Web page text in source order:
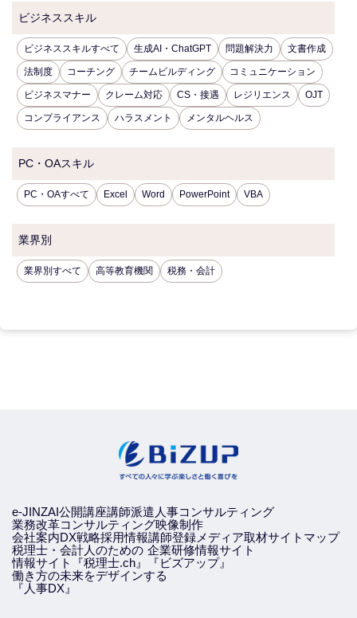
ビジネススキル
ビジネススキルすべて 生成AI・ChatGPT 問題解決力 文書作成
法制度 コーチング チームビルディング コミュニケーション
ビジネスマナー クレーム対応 CS・接遇 レジリエンス OJT
コンプライアンス ハラスメント メンタルヘルス
PC・OAスキル
PC・OAすべて Excel Word PowerPoint VBA
業界別
業界別すべて 高等教育機関 税務・会計
e-JINZAI公開講座講師派遣 人事コンサルティング
業務改革コンサルティング映像制作
会社案内DX戦略採用情報講師登録 メディア取材サイトマップ
税理士・会計人のための
情報サイト『税理士.ch』
企業研修情報サイト
『ビズアップ』
働き方の未来をデザインする
『人事DX』